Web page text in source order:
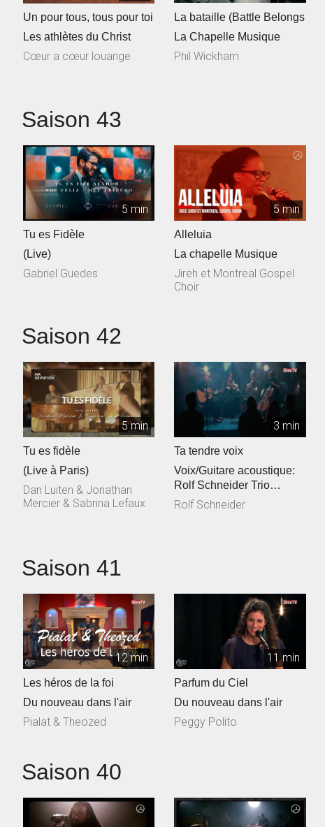
Un pour tous, tous pour toi
Les athlètes du Christ
Cœur a cœur louange
La bataille (Battle Belongs
La Chapelle Musique
Phil Wickham
Saison 43
5 min
Tu es Fidèle
(Live)
Gabriel Guedes
5 min
Alleluia
La chapelle Musique
Jireh et Montreal Gospel
Choir
Saison 42
5 min
Tu es fidèle
(Live à Paris)
Dan Luiten & Jonathan
Mercier & Sabrina Lefaux
3 min
Ta tendre voix
Voix/Guitare acoustique:
Rolf Schneider Trio
cordes: Philippe & Jessica
Rolf Schneider
Saison 41
12 min
Les héros de la foi
Du nouveau dans l'air
Pialat & Theozed
11 min
Parfum du Ciel
Du nouveau dans l'air
Peggy Polito
Saison 40